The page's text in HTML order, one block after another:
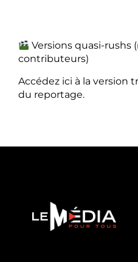
Versions quasi-rushs
contributeurs)
Accédez ici à la version
du reportage.